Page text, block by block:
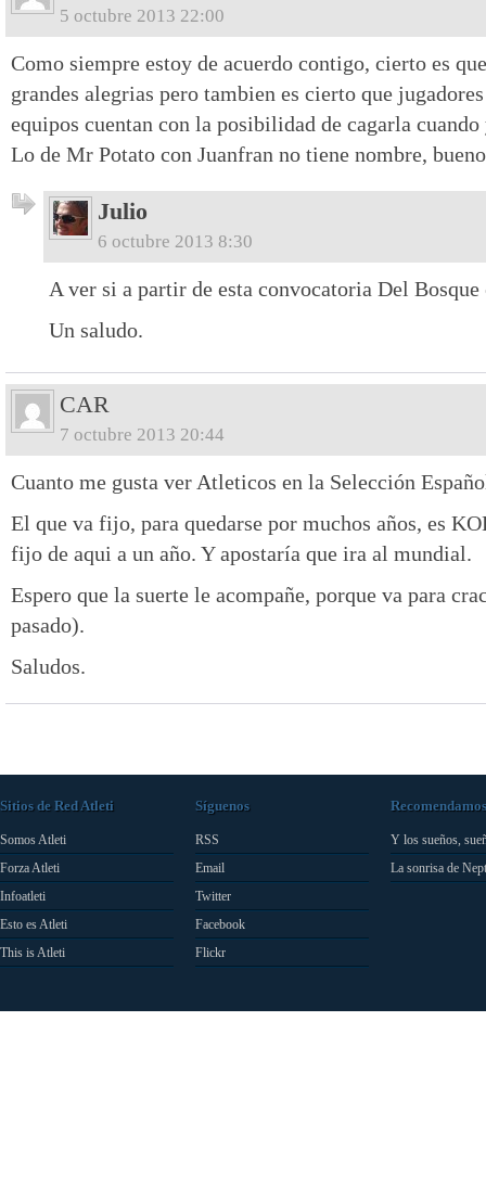
5 octubre 2013 22:00
Como siempre estoy de acuerdo contigo, cierto es
grandes alegrias pero tambien es cierto que
equipos cuentan con la posibilidad de cagarla cuando
Lo de Mr Potato con Juanfran no tiene nombre,
Julio
6 octubre 2013 8:30
A ver si a partir de esta convocatoria Del
Un saludo.
CAR
7 octubre 2013 20:44
Cuanto me gusta ver Atleticos en la Selección
El que va fijo, para quedarse por muchos años, es
fijo de aqui a un año. Y apostaría que ira al mundial.
Espero que la suerte le acompañe, porque va para
pasado).
Saludos.
Sitios de Red Atleti
Somos Atleti
Forza Atleti
Infoatleti
Esto es Atleti
This is Atleti
Síguenos
RSS
Email
Twitter
Facebook
Flickr
Recomendamos
Y los sueños,
La sonrisa de